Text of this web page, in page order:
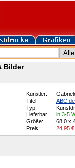
Bilder
Künstler:
Titel:
ABC
Typ:
Lieferbar:
in 3-5
Größe:
68,0 x
Preis:
24,95 €